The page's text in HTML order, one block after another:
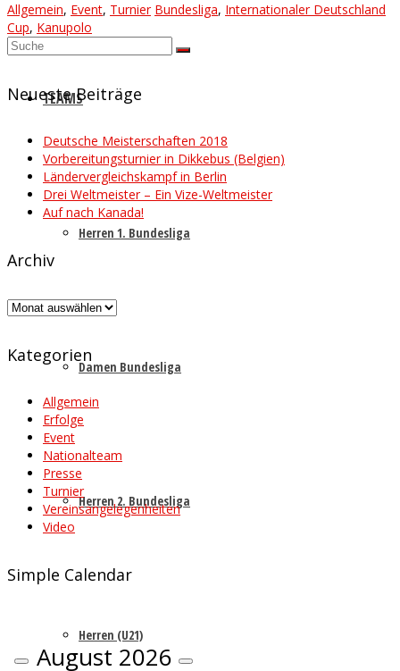
TEAMS
Herren 1. Bundesliga
Damen Bundesliga
Herren 2. Bundesliga
Herren (U21)
Allgemein, Event, Turnier Bundesliga, Internationaler Deutschland
Cup, Kanupolo
Suche
Neueste Beiträge
Deutsche Meisterschaften 2018
Vorbereitungsturnier in Dikkebus (Belgien)
Ländervergleichskampf in Berlin
Drei Weltmeister – Ein Vize-Weltmeister
Auf nach Kanada!
Archiv
Archiv
Kategorien
Allgemein
Erfolge
Event
Nationalteam
Presse
Turnier
Vereinsangelegenheiten
Video
Simple Calendar
August 2026